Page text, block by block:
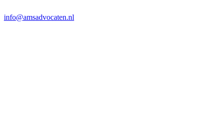
info@amsadvocaten.nl